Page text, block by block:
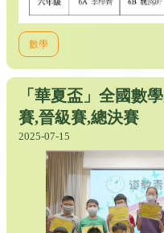
數學
「華夏盃」全國數
賽,晉級賽,總決賽
2025-07-15